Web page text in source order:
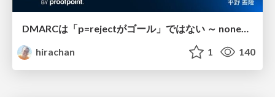
DMARCは「p=rejectがゴール」ではない ～ none放置もreject即設定も危険
hirachan
1 140